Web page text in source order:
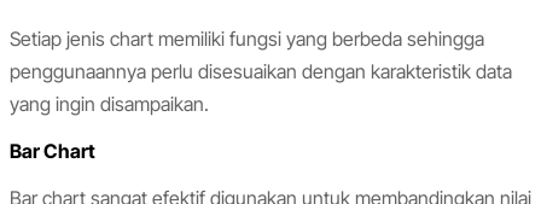
Setiap jenis chart memiliki fungsi yang berbeda sehingga
penggunaannya perlu disesuaikan dengan karakteristik data
yang ingin disampaikan.
Bar Chart
Bar chart sangat efektif digunakan untuk membandingkan nilai